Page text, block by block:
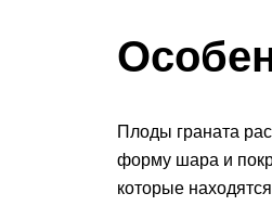
Плоды граната
форму шара и
которые